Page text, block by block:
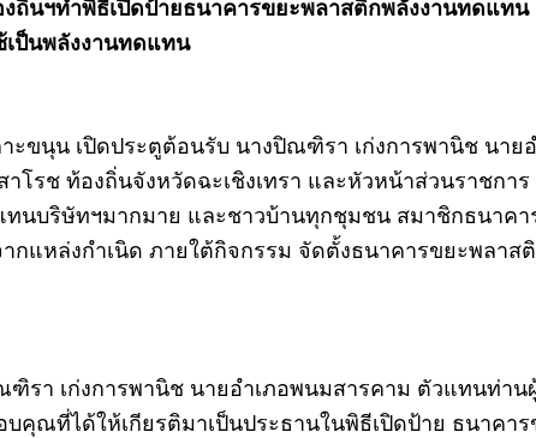
ถิ่นฯทำพิธีเปิดป้ายธนาคารขยะพลาสติกพลังงานทดแ
เป็นพลังงานทดแทน
ขนุน เปิดประตูต้อนรับ นางปิณฑิรา เก่งการพานิช นา
รช ท้องถิ่นจังหวัดฉะเชิงเทรา และหัวหน้าส่วนราชกา
นบริษัทฯมากมาย และชาวบ้านทุกชุมชน สมาชิกธนาค
หล่งกำเนิด ภายใต้กิจกรรม จัดตั้งธนาคารขยะพลาส
า เก่งการพานิช นายอำเภอพนมสารคาม ตัวแทนท่าน
คุณที่ได้ให้เกียรติมาเป็นประธานในพิธีเปิดป้าย ธนาคา